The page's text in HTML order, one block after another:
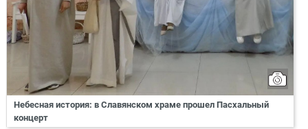
Небесная история: в Славянском храме прошел Пасхальный
концерт